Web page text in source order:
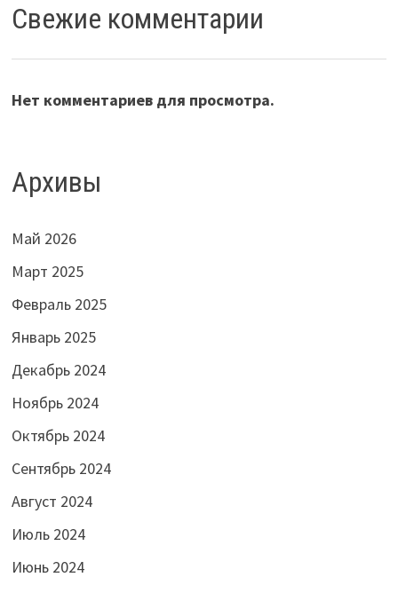
Свежие комментарии
Нет комментариев для просмотра.
Архивы
Май 2026
Март 2025
Февраль 2025
Январь 2025
Декабрь 2024
Ноябрь 2024
Октябрь 2024
Сентябрь 2024
Август 2024
Июль 2024
Июнь 2024